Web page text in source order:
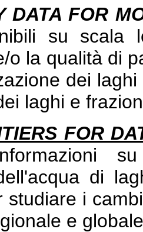
DATA FOR
su scala
o la qualità di
dei
laghi e
FOR
di
studiare i
e